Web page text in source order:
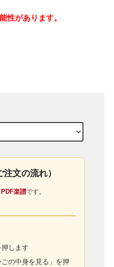
性があります。
文の流れ）
PDF楽譜です。
押します
の中身を見る」を押